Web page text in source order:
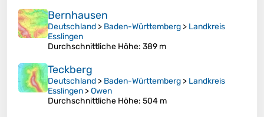
Bernhausen
Deutschland > Baden-Württemberg > Landkreis
Esslingen
Durchschnittliche Höhe: 389 m
Teckberg
Deutschland > Baden-Württemberg > Landkreis
Esslingen >Owen
Durchschnittliche Höhe: 504 m